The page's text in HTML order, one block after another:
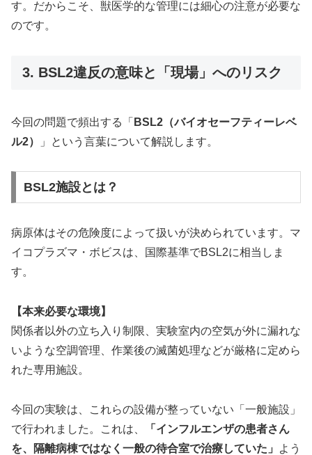
す。だからこそ、獣医学的な管理には細心の注意が必要な
のです。
3. BSL2違反の意味と「現場」へのリスク
今回の問題で頻出する「 BSL2（バイオセーフティーレベ
ル2）
」という言葉について解説します。
BSL2施設とは？
病原体はその危険度によって扱いが決められています。マ
イコプラズマ・ボビスは、国際基準でBSL2に相当しま
す。
【本来必要な環境】
関係者以外の立ち入り制限、実験室内の空気が外に漏れな
いような空調管理、作業後の滅菌処理などが厳格に定めら
れた専用施設。
今回の実験は、これらの設備が整っていない「一般施設」
で行われました。これは、
「インフルエンザの患者さん
を、隔離病棟ではなく一般の待合室で治療していた」
よう